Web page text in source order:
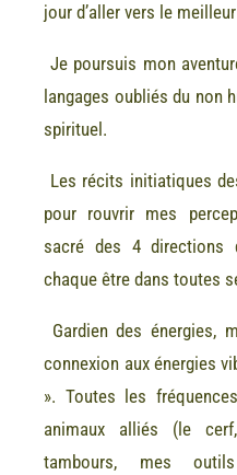
jour d’aller vers le
Je poursuis mon
langages oubliés du non
spirituel.
Les récits initiatiques
pour rouvrir mes
sacré des 4 directions
chaque être dans toutes
Gardien des énergies,
connexion aux énergies
». Toutes les
animaux alliés (le
tambours, mes